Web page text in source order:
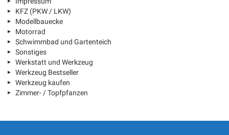
KFZ (PKW / LKW)
Modellbauecke
Motorrad
Schwimmbad und Gartenteich
Sonstiges
Werkstatt und Werkzeug
Werkzeug Bestseller
Werkzeug kaufen
Zimmer- / Topfpfanzen